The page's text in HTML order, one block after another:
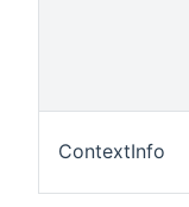
ContextInfo